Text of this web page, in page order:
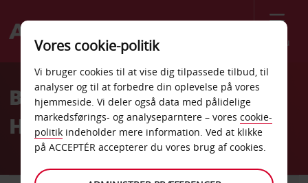
Menu
Welcome
AvisBilleje Trou Aux Biches
Hotel Coralia Plm Azur
Vores cookie-politik
Vi bruger cookies til at vise dig tilpassede tilbud, til
analyser og til at forbedre din oplevelse på vores
hjemmeside. Vi deler også data med pålidelige
markedsførings- og analyseparntere – vores cookie-
politik indeholder mere information. Ved at klikke
på ACCEPTÉR accepterer du vores brug af cookies.